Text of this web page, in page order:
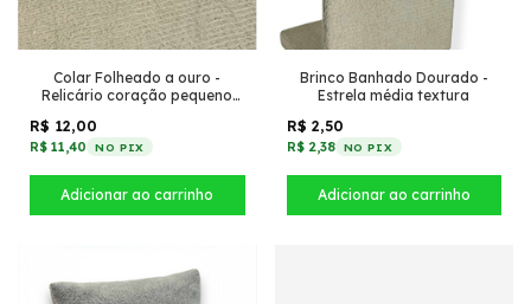
Colar Folheado a ouro -
Relicário coração pequeno
R$ 12,00
R$ 11,40 NO PIX
Brinco Banhado Dourado -
Estrela média textura
R$ 2,50
R$ 2,38 NO PIX